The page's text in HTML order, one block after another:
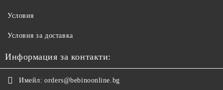
Условия
Условия за доставка
Информация за контакти:
Имейл: orders@bebinoonline.bg